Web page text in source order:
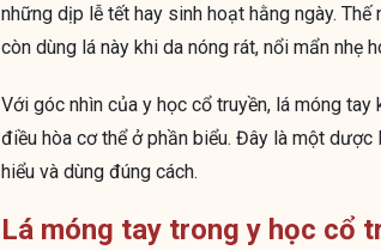
những dịp lễ tết hay sinh hoạt hằng ngày.
còn dùng lá này khi da nóng rát, nổi mẩn nhẹ
Với góc nhìn của y học cổ truyền, lá móng
điều hòa cơ thể ở phần biểu. Đây là một
hiểu và dùng đúng cách.
Lá móng tay trong y học cổ